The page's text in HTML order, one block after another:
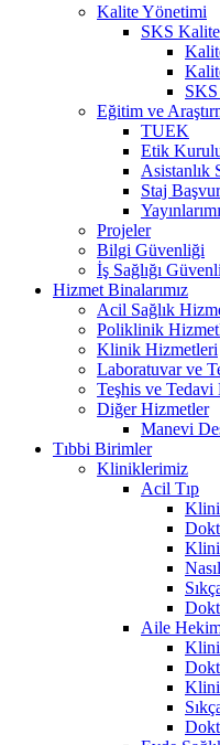
Kalite Yönetimi
SKS
SKS
Eğitim ve
TUEK
Etik
Asistanlık
Staj
Projeler
Bilgi Güvenliği
İş Sağlığı
Hizmet Binalarımız
Acil Sağlık
Poliklinik
Klinik Hizmetleri
Laboratuvar ve
Teşhis ve Tedavi
Diğer Hizmetler
Manevi
Tıbbi Birimler
Kliniklerimiz
Acil Tıp
Aile